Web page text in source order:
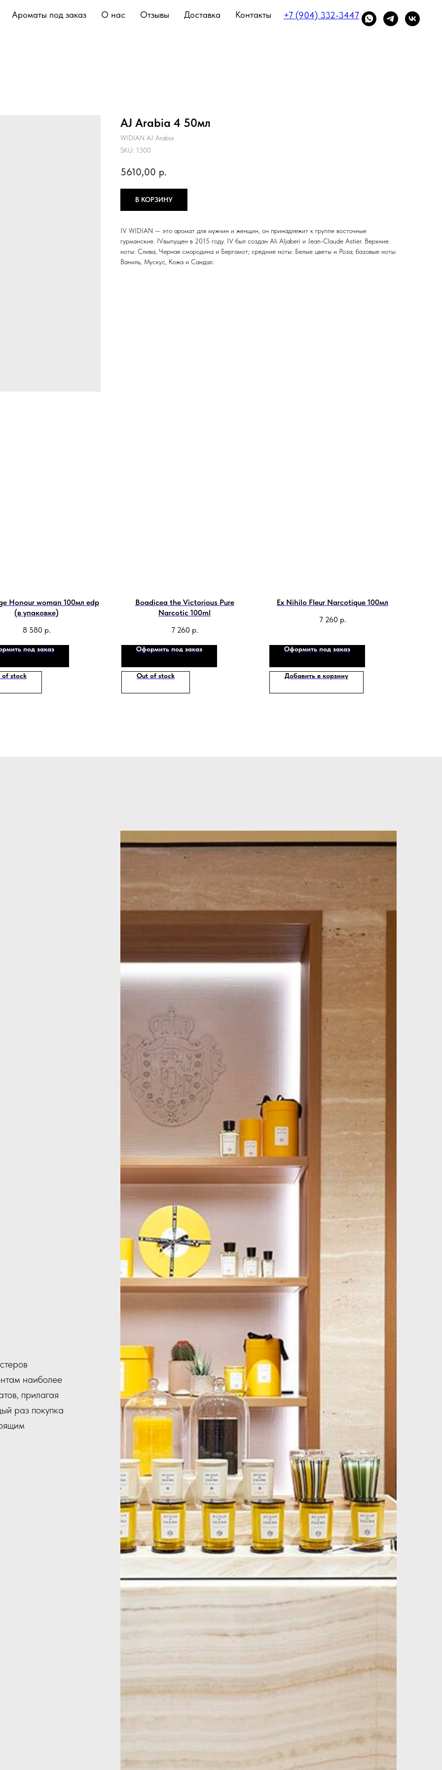
Ароматы под заказ О нас Отзывы Доставка Контакты +7 (904) 332-3447
AJ Arabia 4 50мл
WIDIAN AJ Arabia
SKU: 1300
5610,00 р.
В КОРЗИНУ
IV WIDIAN — это аромат для мужчин и женщин, он принадлежит к группе восточные
гурманские. IVвыпущен в 2015 году. IV был создан Ali Aljaberi и Jean-Claude Astier. Верхние
ноты: Слива, Черная смородина и Бергамот; средние ноты: Белые цветы и Роза; базовые ноты:
Ваниль, Мускус, Кожа и Сандал.
Honour woman 100мл edp
(в упаковке)
8 580 р.
под заказ
of stock
Boadicea the Victorious Pure
Narcotic 100ml
7 260 р.
Оформить под заказ
Out of stock
Ex Nihilo Fleur Narcotique 100мл
7 260 р.
Оформить под заказ
Добавить в корзину
наиболее
прилагая
раз покупка